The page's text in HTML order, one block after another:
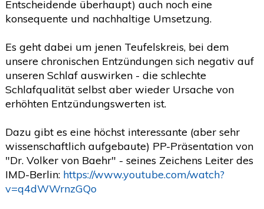
Entscheidende überhaupt) auch noch eine
konsequente und nachhaltige Umsetzung.
Es geht dabei um jenen Teufelskreis, bei dem
unsere chronischen Entzündungen sich negativ auf
unseren Schlaf auswirken - die schlechte
Schlafqualität selbst aber wieder Ursache von
erhöhten Entzündungswerten ist.
Dazu gibt es eine höchst interessante (aber sehr
wissenschaftlich aufgebaute) PP-Präsentation von
"Dr. Volker von Baehr" - seines Zeichens Leiter des
IMD-Berlin: https://www.youtube.com/watch?
v=q4dWWrnzGQo